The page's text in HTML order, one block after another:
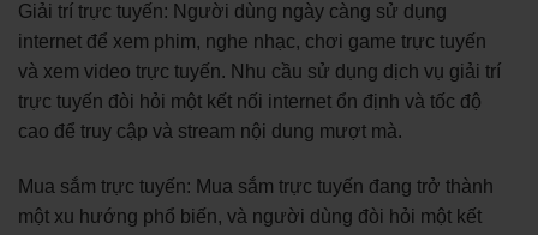
Giải trí trực tuyến: Người dùng ngày càng sử dụng
internet để xem phim, nghe nhạc, chơi game trực tuyến
và xem video trực tuyến. Nhu cầu sử dụng dịch vụ giải trí
trực tuyến đòi hỏi một kết nối internet ổn định và tốc độ
cao để truy cập và stream nội dung mượt mà.
Mua sắm trực tuyến: Mua sắm trực tuyến đang trở thành
một xu hướng phổ biến, và người dùng đòi hỏi một kết